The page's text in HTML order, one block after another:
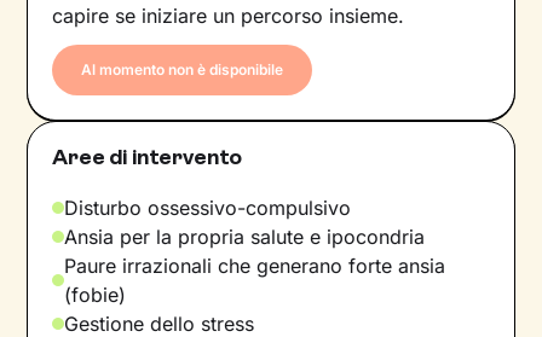
capire se iniziare un percorso insieme.
Al momento non è disponibile
Aree di intervento
Disturbo ossessivo-compulsivo
Ansia per la propria salute e ipocondria
Paure irrazionali che generano forte ansia
(fobie)
Gestione dello stress